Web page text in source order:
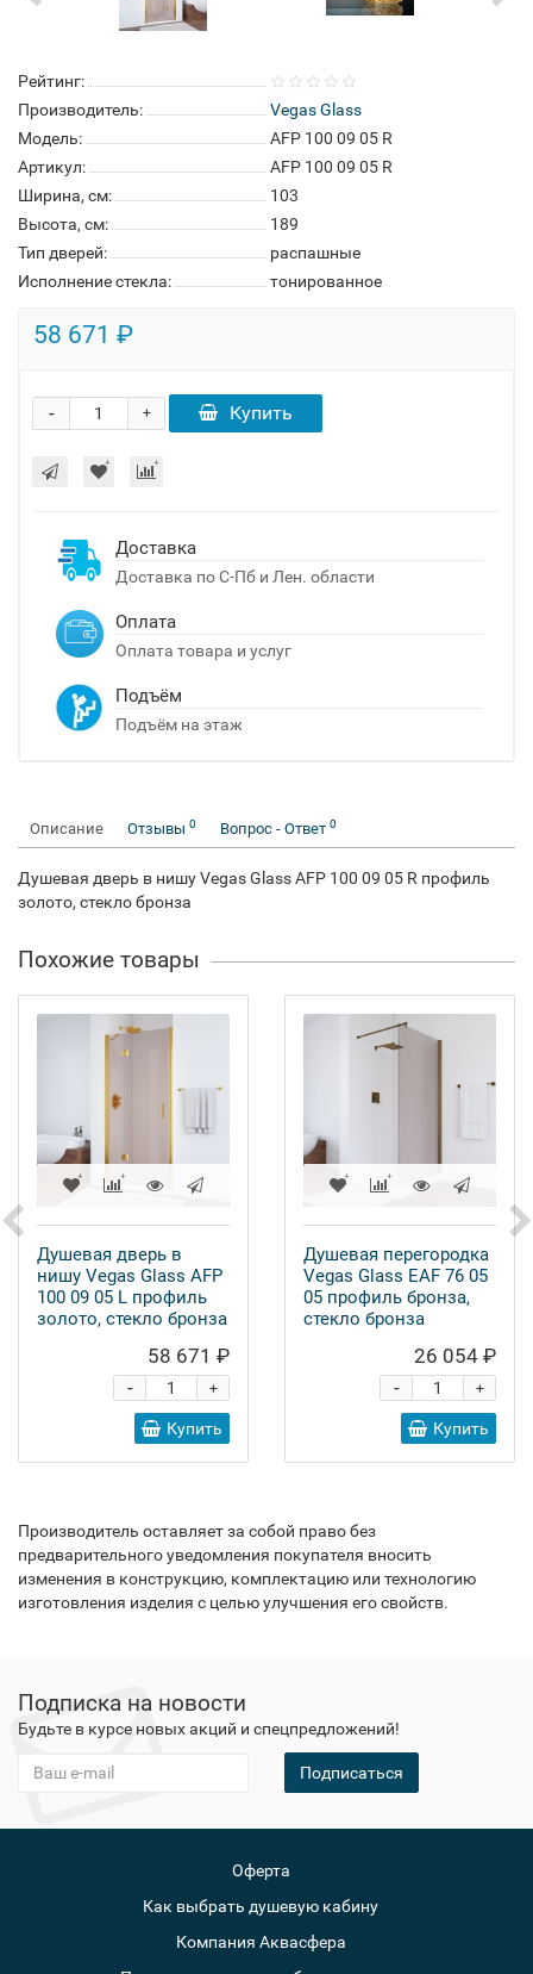
Рейтинг:
Производитель:
Vegas Glass
Модель:
AFP 100 09 05 R
Артикул:
AFP 100 09 05 R
Ширина, см:
103
Высота, см:
189
Тип дверей:
распашные
Исполнение стекла:
тонированное
58 671 ₽
+
- Купить
Доставка
Доставка по С-Пб и Лен. области
Оплата
Оплата товара и услуг
Подъём
Подъём на этаж
Описание Отзывы 0 Вопрос - Ответ 0
Душевая дверь в нишу Vegas Glass AFP 100 09 05 R профиль
золото, стекло бронза
Похожие товары
Душевая дверь в
нишу Vegas Glass AFP
100 09 05 L профиль
золото, стекло бронза
58 671 ₽
+
-
Купить
Душевая перегородка
Vegas Glass EAF 76 05
05 профиль бронза,
стекло бронза
26 054 ₽
+
-
Купить
Производитель оставляет за собой право без
предварительного уведомления покупателя вносить
изменения в конструкцию, комплектацию или технологию
изготовления изделия с целью улучшения его свойств.
Подписка на новости
Будьте в курсе новых акций и спецпредложений!
Подписаться
Оферта
Как выбрать душевую кабину
Компания Аквасфера